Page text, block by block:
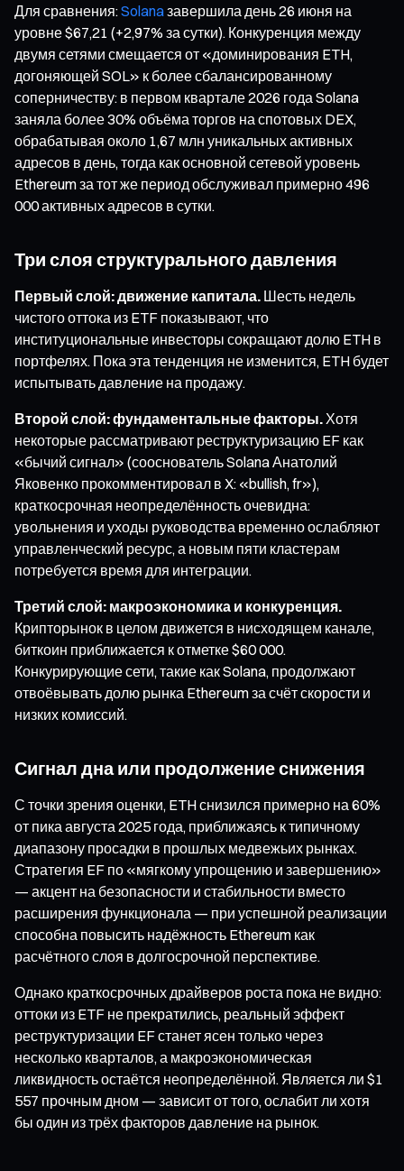
Для сравнения:Solanaзавершила день 26 июня на
уровне $67,21 (+2,97% за сутки). Конкуренция между
двумя сетями смещается от «доминирования ETH,
догоняющей SOL» к более сбалансированному
соперничеству: в первом квартале 2026 года Solana
заняла более 30% объёма торгов на спотовых DEX,
обрабатывая около 1,67 млн уникальных активных
адресов в день, тогда как основной сетевой уровень
Ethereum за тот же период обслуживал примерно 496
000 активных адресов в сутки.
Три слоя структурального давления
Первый слой: движение капитала. Шесть недель
чистого оттока из ETF показывают, что
институциональные инвесторы сокращают долю ETH в
портфелях. Пока эта тенденция не изменится, ETH будет
испытывать давление на продажу.
Второй слой: фундаментальные факторы. Хотя
некоторые рассматривают реструктуризацию EF как
«бычий сигнал» (сооснователь Solana Анатолий
Яковенко прокомментировал в X: «bullish, fr»),
краткосрочная неопределённость очевидна:
увольнения и уходы руководства временно ослабляют
управленческий ресурс, а новым пяти кластерам
потребуется время для интеграции.
Третий слой: макроэкономика и конкуренция.
Крипторынок в целом движется в нисходящем канале,
биткоин приближается к отметке $60 000.
Конкурирующие сети, такие как Solana, продолжают
отвоёвывать долю рынка Ethereum за счёт скорости и
низких комиссий.
Сигнал дна или продолжение снижения
С точки зрения оценки, ETH снизился примерно на 60%
от пика августа 2025 года, приближаясь к типичному
диапазону просадки в прошлых медвежьих рынках.
Стратегия EF по «мягкому упрощению и завершению»
— акцент на безопасности и стабильности вместо
расширения функционала — при успешной реализации
способна повысить надёжность Ethereum как
расчётного слоя в долгосрочной перспективе.
Однако краткосрочных драйверов роста пока не видно:
оттоки из ETF не прекратились, реальный эффект
реструктуризации EF станет ясен только через
несколько кварталов, а макроэкономическая
ликвидность остаётся неопределённой. Является ли $1
557 прочным дном — зависит от того, ослабит ли хотя
бы один из трёх факторов давление на рынок.